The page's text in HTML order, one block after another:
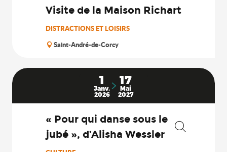
Visite de la Maison Richart
DISTRACTIONS ET LOISIRS
Saint-André-de-Corcy
1
Janv.
2026
17
Mai
2027
« Pour qui danse sous le
jubé », d’Alisha Wessler